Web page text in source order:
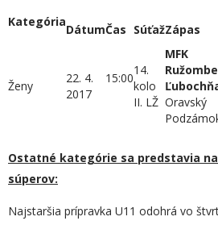
Kategória
DátumČas SúťažZápas
Ženy
22. 4.
2017
15:00
14.
kolo
II. LŽ
MFK
Oravský
Ostatné kategórie sa predstavia
súperov:
Najstaršia prípravka U11 odohrá vo